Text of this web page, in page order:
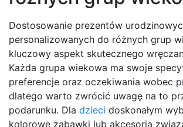
Dostosowanie prezentów
personalizowanych do różnych grup
kluczowy aspekt skutecznego
Każda grupa wiekowa ma swoje
preferencje oraz oczekiwania wobec
dlatego warto zwrócić uwagę na to
podarunku. Dla dzieci doskonałym
kolorowe zabawki lub akcesoria